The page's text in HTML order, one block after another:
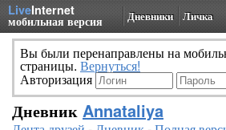
LiveInternet
мобильная версия Дневники Личка
Вы были перенаправлены на
страницы. Вернуться!
Авторизация
Дневник Annataliya